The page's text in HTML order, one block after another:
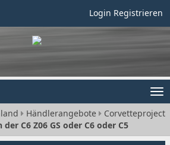
Login Registrieren
Händlerangebote
Corvetteproject
der C6 Z06 GS oder C6 oder C5